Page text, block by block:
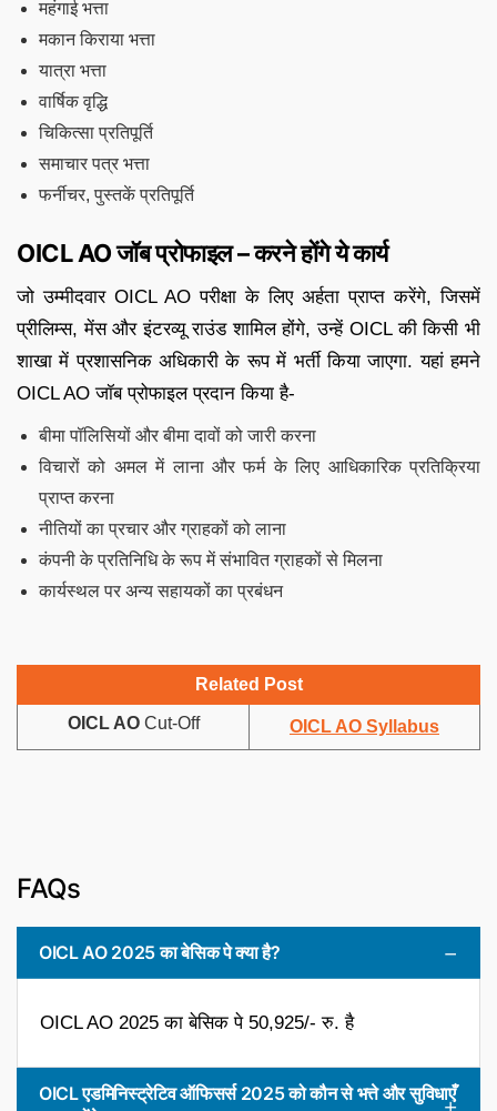
महंगाई भत्ता
मकान किराया भत्ता
यात्रा भत्ता
वार्षिक वृद्धि
चिकित्सा प्रतिपूर्ति
समाचार पत्र भत्ता
फर्नीचर, पुस्तकें प्रतिपूर्ति
OICL AO जॉब प्रोफाइल – करने होंगे ये कार्य
जो उम्मीदवार OICL AO परीक्षा के लिए अर्हता प्राप्त करेंगे, जिसमें
प्रीलिम्स, मेंस और इंटरव्यू राउंड शामिल होंगे, उन्हें OICL की किसी भी
शाखा में प्रशासनिक अधिकारी के रूप में भर्ती किया जाएगा. यहां हमने
OICL AO जॉब प्रोफाइल प्रदान किया है-
बीमा पॉलिसियों और बीमा दावों को जारी करना
विचारों को अमल में लाना और फर्म के लिए आधिकारिक प्रतिक्रिया
प्राप्त करना
नीतियों का प्रचार और ग्राहकों को लाना
कंपनी के प्रतिनिधि के रूप में संभावित ग्राहकों से मिलना
कार्यस्थल पर अन्य सहायकों का प्रबंधन
Related Post
OICL AOCut-Off OICL AO Syllabus
FAQs
OICL AO 2025 का बेसिक पे क्या है?
OICL AO 2025 का बेसिक पे 50,925/- रु. है
OICL एडमिनिस्ट्रेटिव ऑफिसर्स 2025 को कौन से भत्ते और सुविधाएँ